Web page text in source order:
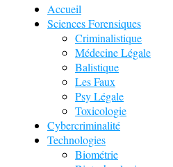
Accueil
Sciences Forensiques
Criminalistique
Médecine Légale
Balistique
Les Faux
Psy Légale
Toxicologie
Cybercriminalité
Technologies
Biométrie